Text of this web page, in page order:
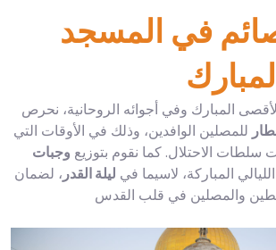
في المسجد
المبارك وفي أجوائه الروحانية، نحرص
للمصلين الوافدين، وذلك في الأوقات التي
سلطات الاحتلال. كما نقوم بتوزيع وجبات
المباركة، لاسيما في ليلة القدر، لضمان